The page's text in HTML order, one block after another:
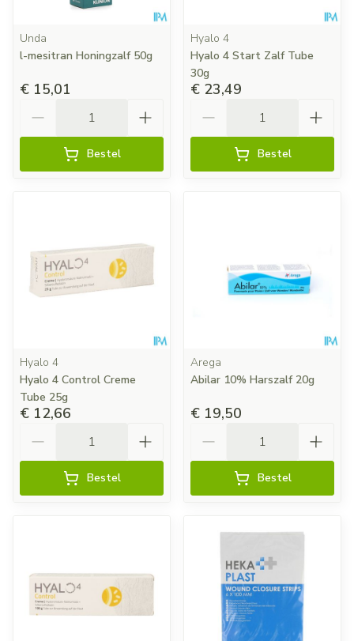
Unda
l-mesitran Honingzalf 50g
€ 15,01
Bestel
Hyalo 4
Hyalo 4 Start Zalf Tube
30g
€ 23,49
Bestel
Hyalo 4
Hyalo 4 Control Creme
Tube 25g
€ 12,66
Bestel
Arega
Abilar 10% Harszalf 20g
€ 19,50
Bestel